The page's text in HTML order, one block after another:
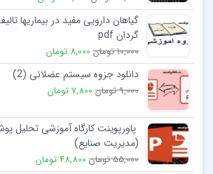
گیاهان دارویی مفید در بیماریها
گردان pdf
10,000 تومان 8,000 تومان
دانلود جزوه سیستم عضلانی (2)
9,000 تومان 7,800 تومان
پاورپوینت کارگاه آموزشی تحلیل
(مدیریت صنایع)
55,000 تومان 48,800 تومان